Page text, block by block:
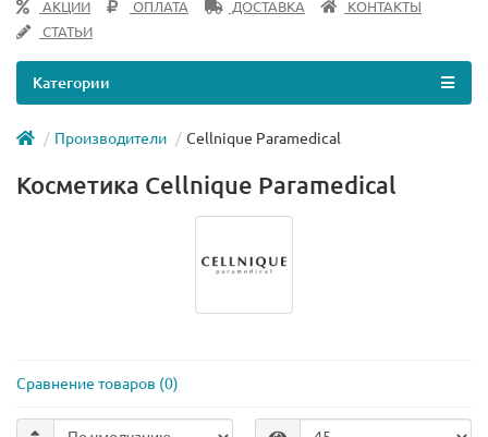
АКЦИИ ОПЛАТА ДОСТАВКА
КОНТАКТЫ
СТАТЬИ
Категории
Производители Cellnique Paramedical
Косметика Cellnique Paramedical
Сравнение товаров (0)